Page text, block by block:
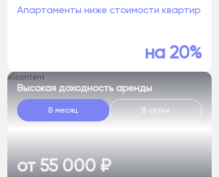
Апартаменты ниже стоимости квартир
на 20%
Высокая доходность аренды
В месяц В сутки
от 55 000 ₽